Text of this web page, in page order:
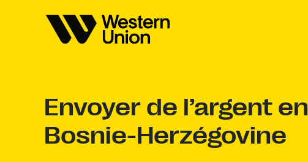
Envoyer de l’argent en
Bosnie-Herzégovine